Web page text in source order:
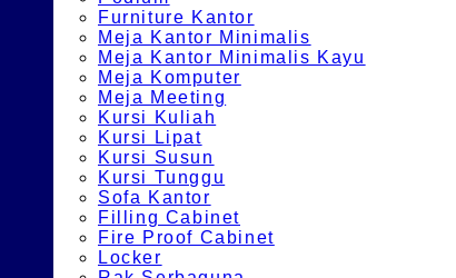
Furniture Kantor
Meja Kantor Minimalis
Meja Kantor Minimalis Kayu
Meja Komputer
Meja Meeting
Kursi Kuliah
Kursi Lipat
Kursi Susun
Kursi Tunggu
Sofa Kantor
Filling Cabinet
Fire Proof Cabinet
Locker